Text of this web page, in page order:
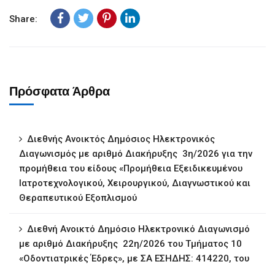
Share:
Πρόσφατα Άρθρα
Διεθνής Ανοικτός Δημόσιος Ηλεκτρονικός
Διαγωνισμός με αριθμό Διακήρυξης 3η/2026 για την
προμήθεια του είδους «Προμήθεια Εξειδικευμένου
Ιατροτεχνολογικού, Χειρουργικού, Διαγνωστικού και
Θεραπευτικού Εξοπλισμού
Διεθνή Ανοικτό Δημόσιο Ηλεκτρονικό Διαγωνισμό
με αριθμό Διακήρυξης 22η/2026 του Τμήματος 10
«Οδοντιατρικές Έδρες», με ΣΑ ΕΣΗΔΗΣ: 414220, του